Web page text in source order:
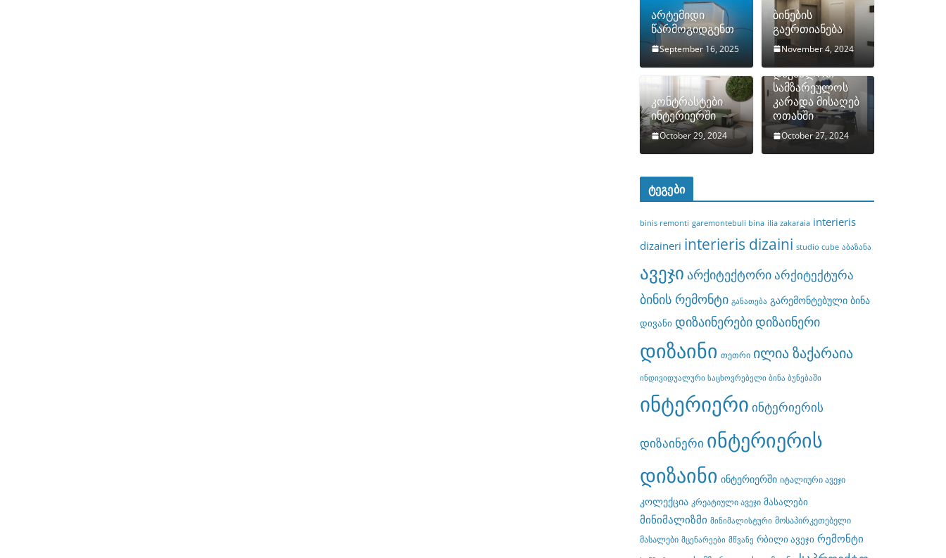
არტემიდი
წარმოგიდგენთ
September 16, 2025
ბინების
გაერთიანება
November 4, 2024
კონტრასტები
ინტერიერში
October 29, 2024
როგორ
დავმალოთ
სამზარეულოს
კარადა მისაღებ
ოთახში
October 27, 2024
ტეგები
binis remonti garemontebuli bina ilia zakaraia interieris
dizaineri interieris dizaini studio cube აბაზანა
ავეჯი არქიტექტორიარქიტექტურა
ბინის რემონტი განათება გარემონტებული ბინა
დივანი დიზაინერებიდიზაინერი
დიზაინი თეთრი ილია ზაქარაია
ინდივიდუალური საცხოვრებელი ბინა ბუნებაში
ინტერიერი ინტერიერის
დიზაინერი ინტერიერის
დიზაინი ინტერიერში იტალიური ავეჯი
კოლექცია კრეატიული ავეჯი მასალები
მინიმალიზმი მინიმალისტური მოსაპირკეთებელი
მასალები მცენარეები მწვანე რბილი ავეჯი რემონტი